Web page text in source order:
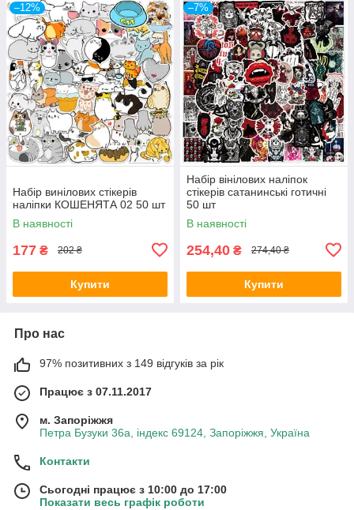
–12%
Набір винілових стікерів
наліпки КОШЕНЯТА 02 50 шт
В наявності
177 ₴ 202 ₴
Купити
–7%
Набір вінілових наліпок
стікерів сатанинські готичні
50 шт
В наявності
254,40 ₴ 274,40 ₴
Купити
Про нас
97% позитивних з 149 відгуків за рік
Працює з 07.11.2017
м. Запоріжжя
Петра Бузуки 36a, індекс 69124, Запоріжжя, Україна
Контакти
Сьогодні працює з 10:00 до 17:00
Показати весь графік роботи